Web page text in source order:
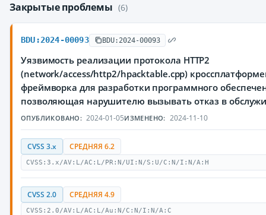
Закрытые проблемы (6)
BDU:2024-00093 BDU:2024-00093
Уязвимость реализации протокола HTTP2
(network/access/http2/hpacktable.cpp)
фреймворка для разработки программного
позволяющая нарушителю вызывать отказ в
ОПУБЛИКОВАНО: 2024-01-05ИЗМЕНЕНО: 2024-11-10
CVSS 3.x СРЕДНЯЯ 6.2
CVSS:3.x/AV:L/AC:L/PR:N/UI:N/S:U/C:N/I:N/A:H
CVSS 2.0 СРЕДНЯЯ 4.9
CVSS:2.0/AV:L/AC:L/Au:N/C:N/I:N/A:C